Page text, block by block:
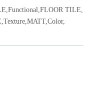
,Functional,FLOOR TILE,
,Texture,MATT,Color,